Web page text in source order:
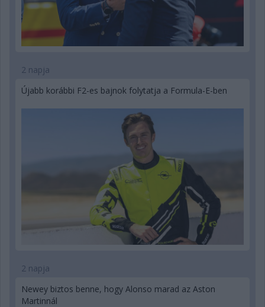
2 napja
Újabb korábbi F2-es bajnok folytatja a Formula-E-ben
2 napja
Newey biztos benne, hogy Alonso marad az Aston
Martinnál